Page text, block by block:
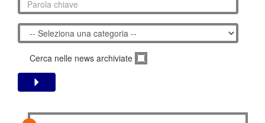
Cerca nelle news archiviate